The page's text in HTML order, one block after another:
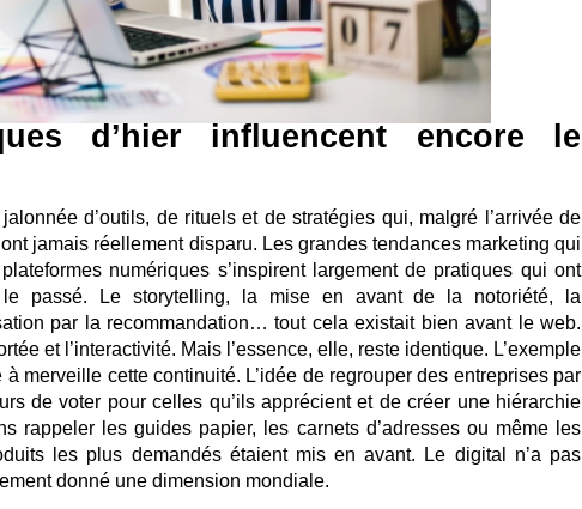
d’hier influencent encore le
d’outils, de rituels et de stratégies qui, malgré l’arrivée de
jamais réellement disparu. Les grandes tendances marketing qui
numériques s’inspirent largement de pratiques qui ont
passé. Le storytelling, la mise en avant de la notoriété, la
par la recommandation… tout cela existait bien avant le web.
et l’interactivité. Mais l’essence, elle, reste identique. L’exemple
merveille cette continuité. L’idée de regrouper des entreprises par
de voter pour celles qu’ils apprécient et de créer une hiérarchie
rappeler les guides papier, les carnets d’adresses ou même les
les plus demandés étaient mis en avant. Le digital n’a pas
donné une dimension mondiale.